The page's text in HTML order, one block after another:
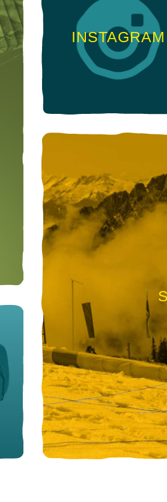
INSTAGRAM